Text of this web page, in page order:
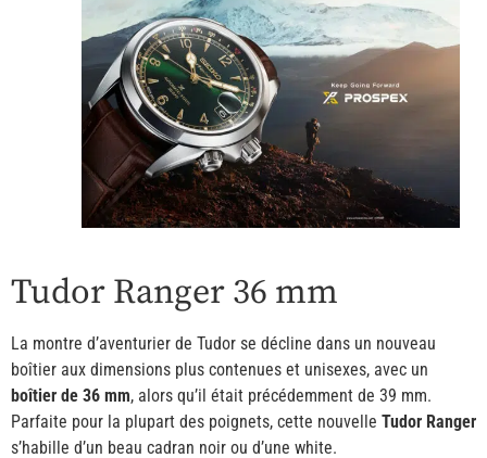
Tudor Ranger 36 mm
La montre d’aventurier de Tudor se décline dans un nouveau
boîtier aux dimensions plus contenues et unisexes, avec un
boîtier de 36 mm, alors qu’il était précédemment de 39 mm.
Parfaite pour la plupart des poignets, cette nouvelle Tudor Ranger
s’habille d’un beau cadran noir ou d’une white.